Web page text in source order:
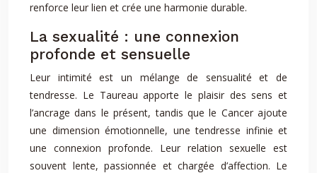
renforce leur lien et crée une harmonie durable.
La sexualité : une connexion
profonde et sensuelle
Leur intimité est un mélange de sensualité et de
tendresse. Le Taureau apporte le plaisir des sens et
l’ancrage dans le présent, tandis que le Cancer ajoute
une dimension émotionnelle, une tendresse infinie et
une connexion profonde. Leur relation sexuelle est
souvent lente, passionnée et chargée d’affection. Le